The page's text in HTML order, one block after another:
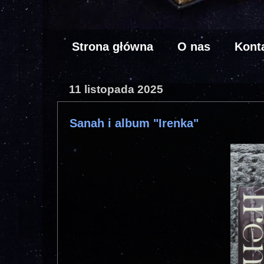
Strona główna O nas
11 listopada 2025
Sanah i album "Irenka"